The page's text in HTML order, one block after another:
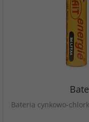
Bateria cynkowo-